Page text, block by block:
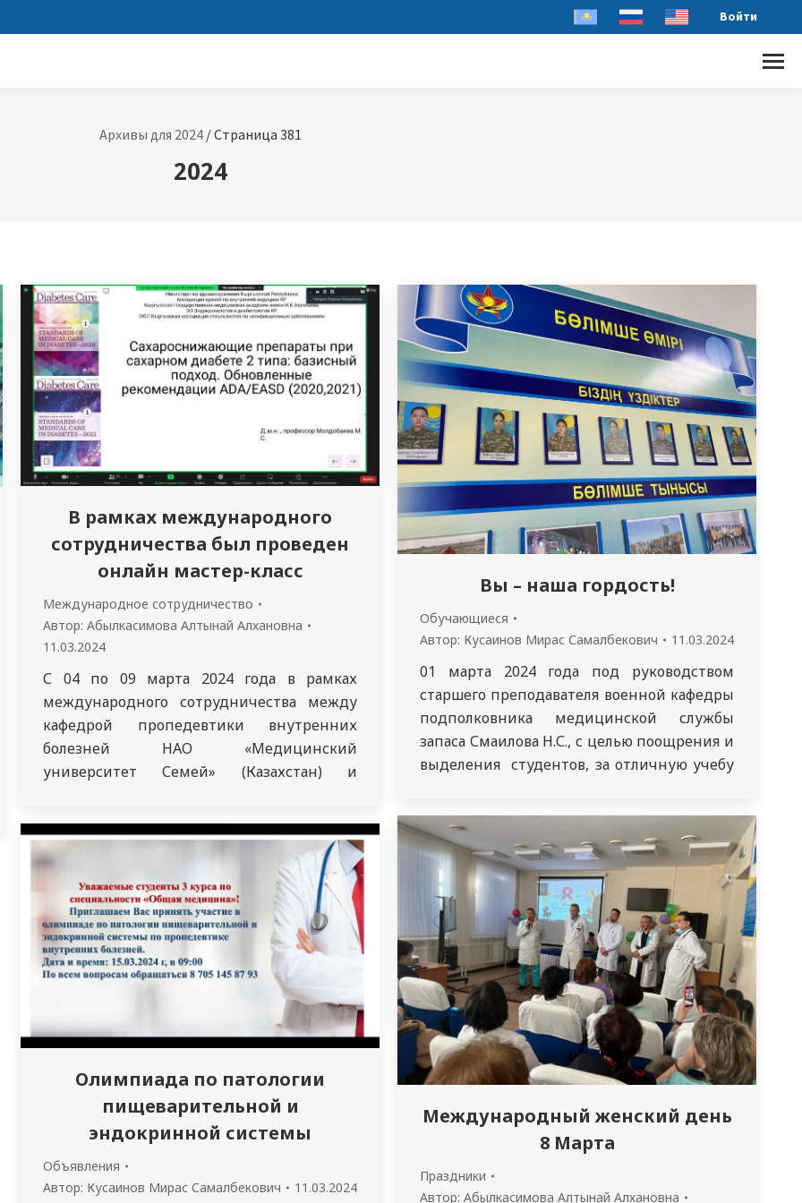
Войти
Архивы для 2024 /Страница 381
2024
В рамках международного
сотрудничества был проведен
онлайн мастер-класс
Международное сотрудничество
Автор: Абылкасимова Алтынай Алхановна
11.03.2024
С 04 по 09 марта 2024 года в рамках
международного сотрудничества между
кафедрой пропедевтики внутренних
болезней НАО «Медицинский
университет Семей» (Казахстан) и
профпатологии Киргизской
государственной медицинской академии
им. И.К.Ахунбаева (Бишкек, Киргизия) был
проведен онлайн мастер-класс.
Организаторы мастер-класса – кафедра
пропедевтики внутренних болезней НАО
«МУС. В качестве визитинг-профессора…
Вы – наша гордость!
Обучающиеся
Автор: Кусаинов Мирас Самалбекович 11.03.2024
01 марта 2024 года под руководством
старшего преподавателя военной кафедры
подполковника медицинской службы
запаса Смаилова Н.С., с целью поощрения и
выделения студентов, за отличную учебу
жизни кафедры, на стенде был оформлен
иформационный стенд «Доска почета». На
доске почета были помещены фотографии
студентов военной кафедры
специальности «Общая медицина», в
соответствии с…
Международный женский день
8 Марта
Праздники
Автор: Абылкасимова Алтынай Алхановна
Олимпиада по патологии
пищеварительной и
эндокринной системы
Объявления
Автор: Кусаинов Мирас Самалбекович 11.03.2024